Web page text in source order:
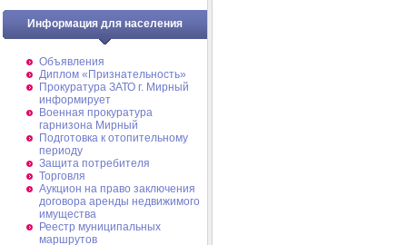
Информация для населения
Объявления
Диплом «Признательность»
Прокуратура ЗАТО г. Мирный
информирует
Военная прокуратура
гарнизона Мирный
Подготовка к отопительному
периоду
Защита потребителя
Торговля
Аукцион на право заключения
договора аренды недвижимого
имущества
Реестр муниципальных
маршрутов